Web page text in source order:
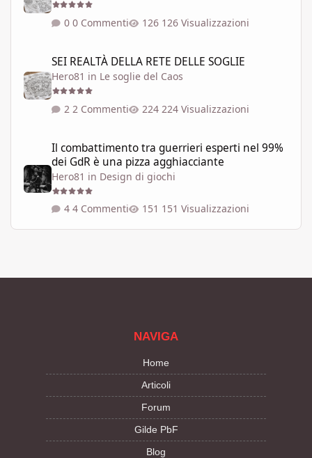
0 Commenti 126 Visualizzazioni
SEI REALTÀ DELLA RETE DELLE SOGLIE
Hero81 in Le soglie del Caos
2 Commenti 224 Visualizzazioni
Il combattimento tra guerrieri esperti nel 99%
dei GdR è una pizza agghiacciante
Hero81 in Design di giochi
4 Commenti 151 Visualizzazioni
NAVIGA
Home
Articoli
Forum
Gilde PbF
Blog